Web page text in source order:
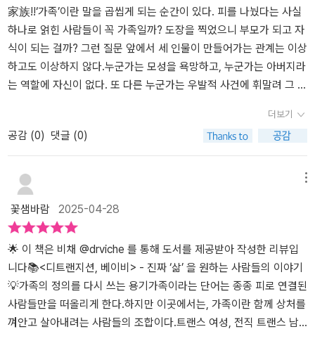
바지 속에서 은은히 흘러나오는 냄새를 흠향하기 시작했고, 원래 그
쪽으로 생각해보지 않았던 카트리나도 점점 고양되는 성적 흥분을 이
겨낼 수 없었다. 이미 여성의 몸으로 여성과의 섹스를 알고 있는 에임
스. 카트리나는 에임스와의 관계에서 평생 경험해보지 못한, 자기 계
좌의 모든 돈을 한 장의 수표에 써서 넘겨줄 수 있고, 자기 소유의 서
한 오르가슴 중에서도 오르가슴의 왕을 배알하게 된다. 그러니 둘이
쉽게 떨어질 수 있어? 계속 몇 달 연애를 하더니, 카트리나가 덜컥, 임
신을 해버렸다. 트랜스여성을 졸업했지만 아직 아버지라는 틀에 적
응하지 못한 에임스. 도저히 아버지가 될 수 있을 거 같지 않다. 카트
리나는 정상 가정을 만들지 못하면 당장 임신중단을 선택할 거 같고,
그래도 아이는 갖고 싶다. 이때 에임스 머리에 탁 떠오른 인물이 평소
에 아이를 갖고 싶어 애달캐달하던 트랜스 시절의 아내 리즈. 에임스
는 서둘러 리즈에게 전화를 걸고, 만나 고민을 호소한다. 아이를 낳
고, 셋이 키우자고. 트랜스 여성과 디트랜스 남성, 그리고 시스 여성
이. 이렇게 생각지도 못한 가족관계가 생기려 하는데 어떻게 흘러갈
지 그것 참. 하지만 워낙 내가 이 동네에 관심이 없어서 그런지 충격
적인 스토리라도 도무지 재미를 느낄 수 없다. 알지 못하는 곳에서 벌
로 살아온, '트랜스들' 사이에서 '피해자가 된 여성'을 동정할지 모른
다. 그의 말과 행동에 나라도, 이 정도는, 그럴 수밖에... 속삭이며 안
전한 무리로 돌아가고 싶어할지 모른다. 어쩌면 조금쯤 억울할지 모
른다. 결코 선택한 적 없이 요구되는 '여성성'에 분노하는 이들에게 적
극적으로 '여자-되기'를 원하는 이들은 이해할 수 없는 위협이자 퇴보
로 정상사회에 편입되지 못한 '부적격자들'은, 자기 자리마저 파괴하
는 충동과 열정과 자해와 혐오가 뒤범벅된 삶도 있는 그대로 끌어안
아질 수는 없는 건가요. p.359 그저 다른 사람들을 존중하듯 트랜스
들을 존중하면 될 일인데. 그러다 보니 어떤 여자는 즉석에서 트랜스
젠더 표본 집단을 구성한 다음 트랜스가 아닌 사람들의 문제였다면
당연히 알았을 대처방법에 대해 자문을 구하고, 또 어떤 여자는 에임
스 자신이 원했을 직접적이고 예의 바른 태도로 그에게 직접 물어볼
수가 없어서 성중립 화장실 문제를 엄한 데서 떠들고 다닌다. p.481
그러나 분명히 얘기하는데, 에이즈와 트랜스젠더 여성이라는 명칭의
탄생은 불가분의 관계다. 트랜스젠더는 질병의 매개체를 확인하기 위
해 선택된 명칭이다. (...) 상처는 치유된 적이 없었다. 그저 상처 위에
건물을 세우고 상처를 지나쳤을 뿐이다. 그들은 고급화(젠트리피케이
후반부에 이르러 리즈의 과거 이야기와 아버지가 되기를 거부한 에임
스의 이야기를 읽으면서 많은 생각이 들었다. 모성애가 과연 시스젠
더 사람들만 느낄 수 있는 전유물일까. 리즈처럼 여성의 정체성을 가
지면서 남성의 몸을 한 트랜스젠더인데 왜 그녀에게 부성애가 아닌
모성애로 인식이 될까. 그동안 가지고 있던 편견이 깨지는 것과 동시
다는 것을 깨달았다.​평소 지극히 사적인 취향만 고려하자면 별로 좋
아하지 않을 스타일의 작품이었다. 처음부터 끝까지 우리는 모르는
성소수자의 세계의 날것을 그대로 시청하는 듯한 느낌이 들었다. 그
만큼 수위도 세고, 단어 선택도 직설적이다. 그럼에도 완독한 이유는
단순하게 재미만 가지고 가는 이야기가 아니기 때문이다. 사회에서
거부되는 통념이 한방 크게 때리는, 그 여운이 마지막 페이지를 넘길
때까지 깊고 묵직하게 머릿속에 남았던 작품이었다.
던 여성으로써 삶의 완성이었을 것이다. 그러나 트랜스젠더 여성은
출산할 수 없고, 사랑한 연인 역시 트랜스젠더 여성 에이미였다. 리즈
의 연인이었던 에이미는 어느 순간부터 트랜스젠더 여성으로써의 삶
에 환멸을 느낀다. 수술을 했고 매번 호르몬 주사를 맞으면서 여성으
로써의 삶을 선택했지만 사회적 편견과 차별이 그 선택을 후회하게
임스가 된다. 그에게 성별은 어떤 의미인가? 이후, 에임스는 이성애자
인 여성 카트리나와 만나는 데 카트리나가 임신을 한다. 남성과 여성,
어느 성별에도 확신이 서지 않아 성별을 두번이나 바꾼 에임스였다.
그에게 아빠가 된다는 것은 감당하기 힘든 과제이자 심각한 정체성의
혼란을 불러일으킨다. 세상에 성별은 남성과 여성, 두 가지 뿐이라는
이분법적 사고가 깨진다. 등장인물 3명은 트랜스젠더 여성, 여성이기
도 하고 남성이기도 한 사람, 선천적인 여성이다. 이들이 가족을 이루
어 아이를 낳고 함께 산다면, 엄마와 아빠 그리고 자녀로 구성되는 전
형적인 가족의 틀도 깨진다. 과연, 이들이 가족을 이루어 아기를 제대
로 키울 수 있을까? 작가인 토리 피터스는 본인 역시 트랜스젠더 여성
으로써 그들의 삶을 가장 잘 안다. 그래서인지 그녀가 표현하는 리즈
의 감정은 섬세하다. 그리고 에임스의 갈등도 이해한다. 한가지 더, 간
家族!!‘가족’이란 말을 곱씹게 되는 순간이 있다. 피를 나눴다는 사실
하나로 얽힌 사람들이 꼭 가족일까? 도장을 찍었으니 부모가 되고 자
식이 되는 걸까? 그런 질문 앞에서 세 인물이 만들어가는 관계는 이상
하고도 이상하지 않다.누군가는 모성을 욕망하고, 누군가는 아버지라
는 역할에 자신이 없다. 또 다른 누군가는 우발적 사건에 휘말려 그 둘
는 사랑조차 애매하다. 그런데 함께 아이를 키우자고 한다. 당연한 듯
얽힌 가족 대신, 서툴고 불완전한 관계가 하나의 공동체를 만든다.이
야기의 중심은 ‘정체성’이다.누군가는 자신을 여자로, 누군가는 남자
로, 또 어떤 날에는 그 어느 쪽도 아닌 존재로 살아간다. 그런 사람이
한 자리에 모이니, 세상이 그들을 ‘정상가족’이라 부르기란 어렵다. 하
지만 그들이 만들어내는 공동체는 기존의 가족보다 훨씬 더 정직하고
따뜻한 구석이 있다. 이건 굳이 무지개 깃발을 들지 않아도 누구나 공
감할 수 있는 이야기다. 우리는 모두 다르게 태어나고, 다르게 살아간
다. 그 다름이 ‘틀림’이 아니라는 사실은, 시대가 더디게 인정하고 있
을 뿐이다.소설은 무겁고 고통스러운 현실을 다루지만, 서술은 의외
로 가볍고 재치 있다. 진지함을 무너뜨릴 만큼 유쾌하지는 않지만, 무
릎을 탁 치게 만드는 유머가 있다. 인물들이 내뱉는 농담은 사회를 조
더보기
공감 (0) 댓글 (0)
꽃샘바람 2025-04-28
🌟 이 책은 비채 @drviche 를 통해 도서를 제공받아 작성한 리뷰입
니다📚<디트랜지션, 베이비> - 진짜 ‘삶’ 을 원하는 사람들의 이야기
💡가족의 정의를 다시 쓰는 용기가족이라는 단어는 종종 피로 연결된
사람들만을 떠올리게 한다.하지만 이곳에서는, 가족이란 함께 상처를
껴안고 살아내려는 사람들의 조합이다.트랜스 여성, 전직 트랜스 남